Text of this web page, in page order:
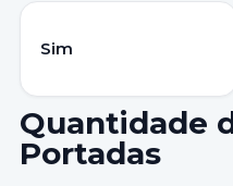
Sim
Quantidade
Portadas